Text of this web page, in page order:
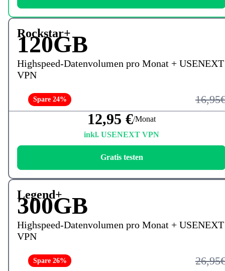
Rockstar+
120GB
Highspeed-Datenvolumen pro Monat + USENEXT
VPN
Spare 24%
12,95 €/Monat
inkl. USENEXT VPN
Gratis testen
Legend+
300GB
Highspeed-Datenvolumen pro Monat + USENEXT
VPN
Spare 26%